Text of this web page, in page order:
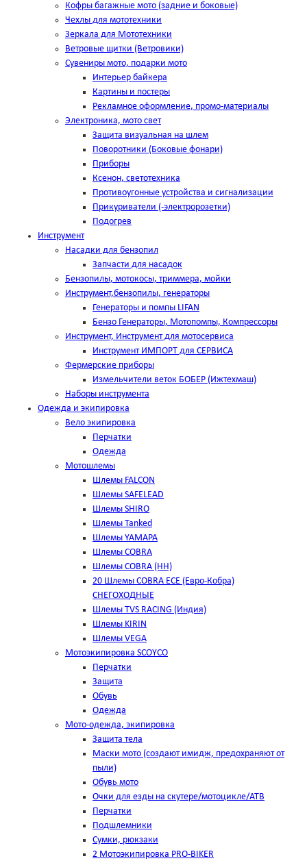
Кофры багажные мото (задние и боковые)
Чехлы для мототехники
Зеркала для Мототехники
Ветровые щитки (Ветровики)
Сувениры мото, подарки мото
Интерьер байкера
Картины и постеры
Рекламное оформление, промо-материалы
Электроника, мото свет
Защита визуальная на шлем
Поворотники (Боковые фонари)
Приборы
Ксенон, светотехника
Противоугонные устройства и сигнализации
Прикуриватели (-электророзетки)
Подогрев
Инструмент
Насадки для бензопил
Запчасти для насадок
Бензопилы, мотокосы, триммера, мойки
Инструмент,бензопилы, генераторы
Генераторы и помпы LIFAN
Бензо Генераторы, Мотопомпы, Компрессоры
Инструмент, Инструмент для мотосервиса
Инструмент ИМПОРТ для СЕРВИСА
Фермерские приборы
Измельчители веток БОБЕР (Ижтехмаш)
Наборы инструмента
Одежда и экипировка
Вело экипировка
Перчатки
Одежда
Мотошлемы
Шлемы FALCON
Шлемы SAFELEAD
Шлемы SHIRO
Шлемы Tanked
Шлемы YAMAPA
Шлемы COBRA
Шлемы COBRA (HH)
20 Шлемы COBRA ECE (Евро-Кобра)
СНЕГОХОДНЫЕ
Шлемы TVS RACING (Индия)
Шлемы KIRIN
Шлемы VEGA
Мотоэкипировка SCOYCO
Перчатки
Защита
Обувь
Одежда
Мото-одежда, экипировка
Защита тела
Маски мото (создают имидж, предохраняют от
пыли)
Обувь мото
Очки для езды на скутере/мотоцикле/АТВ
Перчатки
Подшлемники
Сумки, рюкзаки
2 Мотоэкипировка PRO-BIKER